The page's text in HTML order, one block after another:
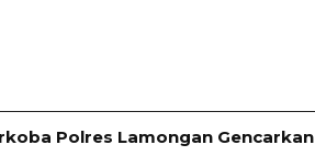
Polres Lamongan Gencarkan